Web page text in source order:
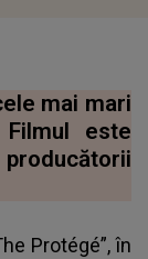
mai mari
este
Protégé”, în